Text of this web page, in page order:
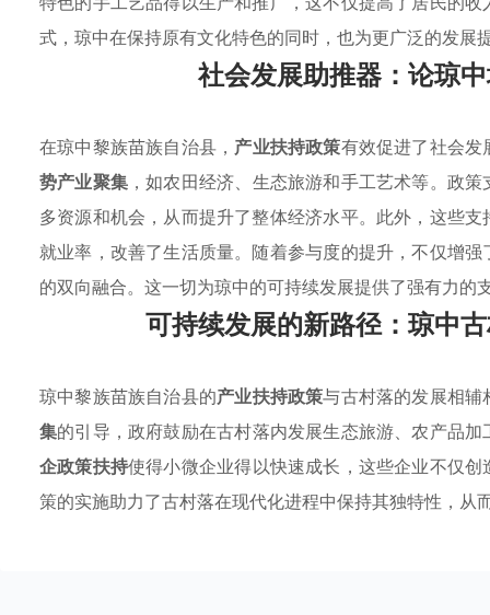
式，琼中在保持原有文化特色的同时，也为更广泛的发展
社会发展助推器：论琼
在琼中黎族苗族自治县， 产业扶持政策有效促进了社会
势产业聚集 ，如农田经济、生态旅游和手工艺术等。政
多资源和机会，从而提升了整体经济水平。此外，这些
就业率，改善了生活质量。随着参与度的提升，不仅增
的双向融合。这一切为琼中的可持续发展提供了强有力的
可持续发展的新路径：琼中
琼中黎族苗族自治县的产业扶持政策与古村落的发展相
集的引导，政府鼓励在古村落内发展生态旅游、农产品
企政策扶持使得小微企业得以快速成长，这些企业不仅
策的实施助力了古村落在现代化进程中保持其独特性，从